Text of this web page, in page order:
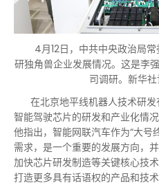
4月12日，中共中央政治局
研独角兽企业发展情况。这是李
司调研。新华
在北京地平线机器人技术研发
智能驾驶芯片的研发和产业化情
他指出，智能网联汽车作为“大号
需求，是一个重要的发展方向，
加快芯片研发制造等关键核心技
打造更多具有话语权的产品和技